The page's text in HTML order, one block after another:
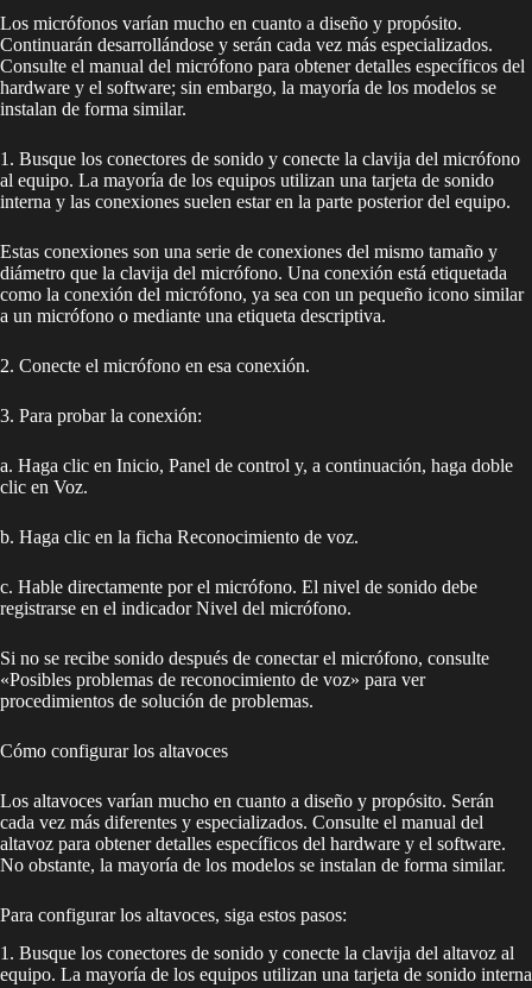
Los micrófonos varían mucho en cuanto a diseño y propósito.
Continuarán desarrollándose y serán cada vez más especializados.
Consulte el manual del micrófono para obtener detalles específicos del
hardware y el software; sin embargo, la mayoría de los modelos se
instalan de forma similar.
1. Busque los conectores de sonido y conecte la clavija del micrófono
al equipo. La mayoría de los equipos utilizan una tarjeta de sonido
interna y las conexiones suelen estar en la parte posterior del equipo.
Estas conexiones son una serie de conexiones del mismo tamaño y
diámetro que la clavija del micrófono. Una conexión está etiquetada
como la conexión del micrófono, ya sea con un pequeño icono similar
a un micrófono o mediante una etiqueta descriptiva.
2. Conecte el micrófono en esa conexión.
3. Para probar la conexión:
a. Haga clic en Inicio, Panel de control y, a continuación, haga doble
clic en Voz.
b. Haga clic en la ficha Reconocimiento de voz.
c. Hable directamente por el micrófono. El nivel de sonido debe
registrarse en el indicador Nivel del micrófono.
Si no se recibe sonido después de conectar el micrófono, consulte
«Posibles problemas de reconocimiento de voz» para ver
procedimientos de solución de problemas.
Cómo configurar los altavoces
Los altavoces varían mucho en cuanto a diseño y propósito. Serán
cada vez más diferentes y especializados. Consulte el manual del
altavoz para obtener detalles específicos del hardware y el software.
No obstante, la mayoría de los modelos se instalan de forma similar.
Para configurar los altavoces, siga estos pasos:
1. Busque los conectores de sonido y conecte la clavija del altavoz al
equipo. La mayoría de los equipos utilizan una tarjeta de sonido interna